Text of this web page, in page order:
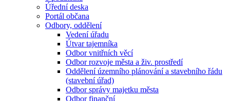
Úřední deska
Portál občana
Odbory, oddělení
Vedení úřadu
Útvar tajemníka
Odbor vnitřních věcí
Odbor rozvoje města a živ. prostředí
Oddělení územního plánování a stavebního řádu
(stavební úřad)
Odbor správy majetku města
Odbor finanční